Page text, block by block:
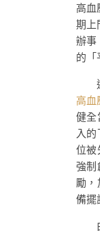
高血
期上
辦事
的「
高血
健全
入
位被
強制
勵，
備擺